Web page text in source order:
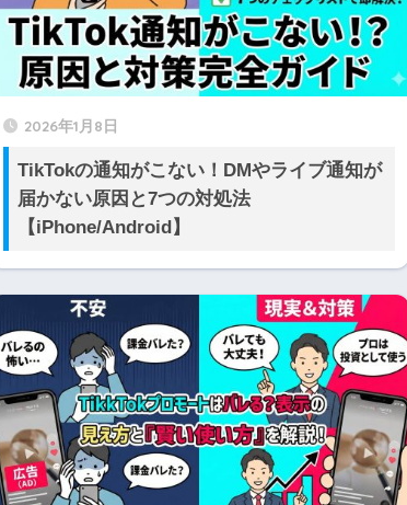
2026年1月8日
TikTokの通知がこない！DMやライブ通知が
届かない原因と7つの対処法
【iPhone/Android】